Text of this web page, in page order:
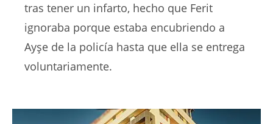
tras tener un infarto, hecho que Ferit
ignoraba porque estaba encubriendo a
Ayşe de la policía hasta que ella se entrega
voluntariamente.